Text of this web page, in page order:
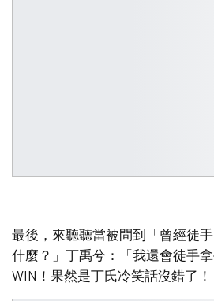
最後，來聽聽當被問到「曾經徒
什麼？」丁禹兮：「我還會徒手拿
WIN！果然是丁氏冷笑話沒錯了！